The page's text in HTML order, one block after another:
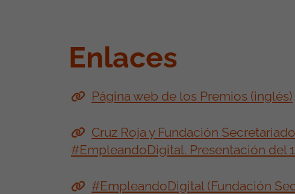
Enlaces
Página web de los Premios (inglés)
Cruz Roja y Fundación
#EmpleandoDigital. Presentación del
#EmpleandoDigital (Fundación